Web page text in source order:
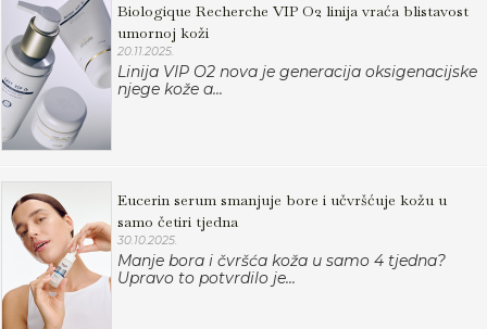
Biologique Recherche VIP O2 linija vraća blistavost
umornoj koži
20.11.2025.
Linija VIP O2 nova je generacija oksigenacijske
njege kože a...
Eucerin serum smanjuje bore i učvršćuje kožu u
samo četiri tjedna
30.10.2025.
Manje bora i čvršća koža u samo 4 tjedna?
Upravo to potvrdilo je...